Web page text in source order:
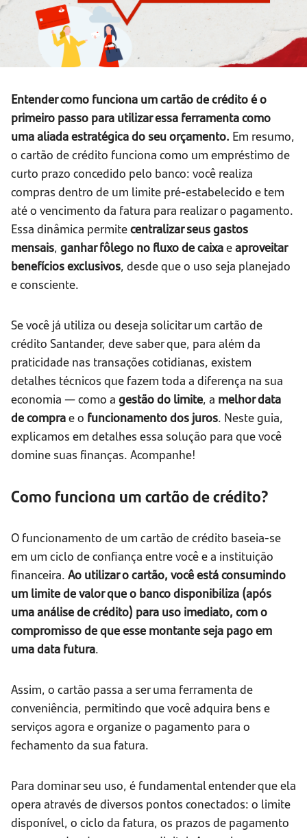
Entender como funciona um cartão de crédito é o
primeiro passo para utilizar essa ferramenta como
uma aliada estratégica do seu orçamento. Em resumo,
o cartão de crédito funciona como um empréstimo de
curto prazo concedido pelo banco: você realiza
compras dentro de um limite pré-estabelecido e tem
até o vencimento da fatura para realizar o pagamento.
Essa dinâmica permitecentralizar seus gastos
mensais, ganhar fôlego no fluxo de caixaeaproveitar
benefícios exclusivos, desde que o uso seja planejado
e consciente.
Se você já utiliza ou deseja solicitar um cartão de
crédito Santander, deve saber que, para além da
praticidade nas transações cotidianas, existem
detalhes técnicos que fazem toda a diferença na sua
economia — como a gestão do limite, a melhor data
de comprae o funcionamento dos juros. Neste guia,
explicamos em detalhes essa solução para que você
domine suas finanças. Acompanhe!
Como funciona um cartão de crédito?
O funcionamento de um cartão de crédito baseia-se
em um ciclo de confiança entre você e a instituição
financeira. Ao utilizar o cartão, você está consumindo
um limite de valor que o banco disponibiliza (após
uma análise de crédito) para uso imediato, com o
compromisso de que esse montante seja pago em
uma data futura.
Assim, o cartão passa a ser uma ferramenta de
conveniência, permitindo que você adquira bens e
serviços agora e organize o pagamento para o
fechamento da sua fatura.
Para dominar seu uso, é fundamental entender que ela
opera através de diversos pontos conectados: o limite
disponível, o ciclo da fatura, os prazos de pagamento